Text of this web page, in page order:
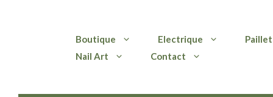
Boutique Electrique
Nail Art
Contact